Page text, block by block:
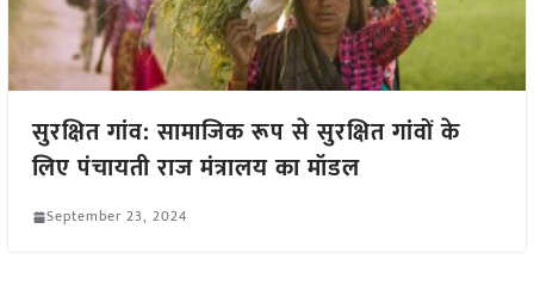
सुरक्षित गांव: सामाजिक रूप से सुरक्षित गांवों के
लिए पंचायती राज मंत्रालय का मॉडल
September 23, 2024